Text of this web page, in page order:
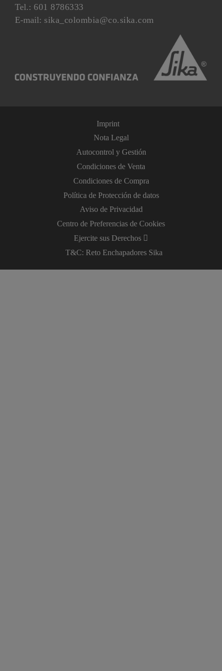
Tel.: 601 8786333
E-mail: sika_colombia@co.sika.com
Imprint
Nota Legal
Autocontrol y Gestión
Condiciones de Venta
Condiciones de Compra
Política de Protección de datos
Aviso de Privacidad
Centro de Preferencias de Cookies
Ejercite sus Derechos
T&C: Reto Enchapadores Sika